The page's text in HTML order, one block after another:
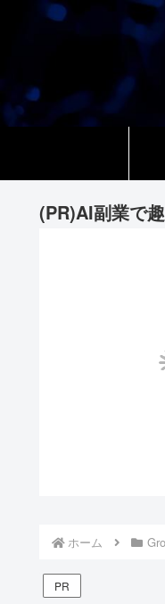
(PR)AI副業で
ホーム
PR